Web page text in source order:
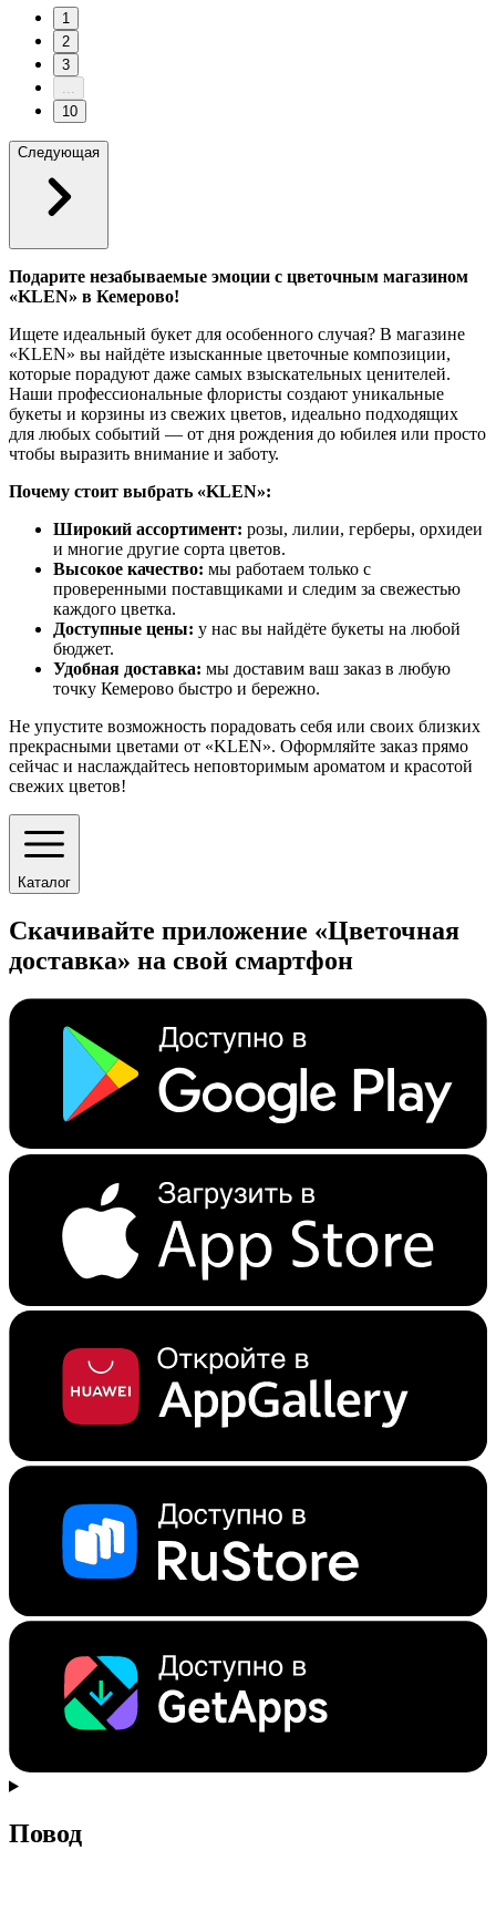
1
2
3
...
10
Следующая
Подарите незабываемые эмоции с цветочным магазином
«KLEN» в Кемерово!
Ищете идеальный букет для особенного случая? В магазине
«KLEN» вы найдёте изысканные цветочные композиции,
которые порадуют даже самых взыскательных ценителей.
Наши профессиональные флористы создают уникальные
букеты и корзины из свежих цветов, идеально подходящих
для любых событий — от дня рождения до юбилея или просто
чтобы выразить внимание и заботу.
Почему стоит выбрать «KLEN»:
Широкий ассортимент: розы, лилии, герберы, орхидеи
и многие другие сорта цветов.
Высокое качество: мы работаем только с
проверенными поставщиками и следим за свежестью
каждого цветка.
Доступные цены: у нас вы найдёте букеты на любой
бюджет.
Удобная доставка: мы доставим ваш заказ в любую
точку Кемерово быстро и бережно.
Не упустите возможность порадовать себя или своих близких
прекрасными цветами от «KLEN». Оформляйте заказ прямо
сейчас и наслаждайтесь неповторимым ароматом и красотой
свежих цветов!
Каталог
Скачивайте приложение «Цветочная
доставка» на свой смартфон
Повод